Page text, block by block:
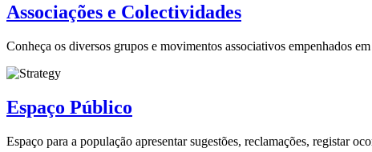
Associações e Colectividades
Conheça os diversos grupos e movimentos associativos empenhados
Espaço Público
Espaço para a população apresentar sugestões, reclamações, registar